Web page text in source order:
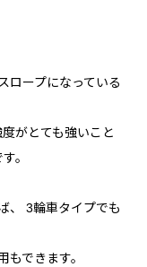
ロープになっている
がとても強いこと
。
、 3輪車タイプでも
できます。